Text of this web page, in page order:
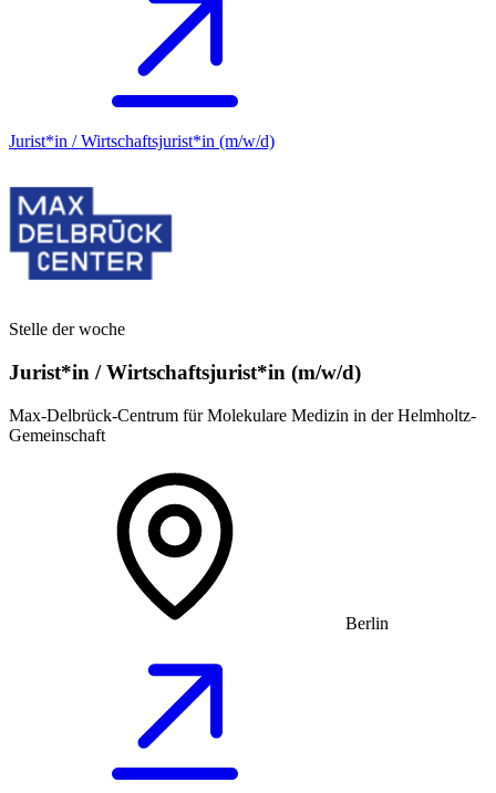
Jurist*in / Wirtschafts­jurist*in (m/w/d)
Stelle der woche
Jurist*in / Wirtschafts­jurist*in (m/w/d)
Max-Delbrück-Centrum für Molekulare Medizin in der Helmholtz-
Gemeinschaft
Berlin